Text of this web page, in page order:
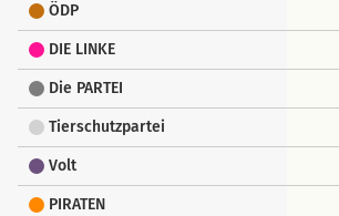
ÖDP
DIE LINKE
Die PARTEI
Tierschutzpartei
Volt
PIRATEN